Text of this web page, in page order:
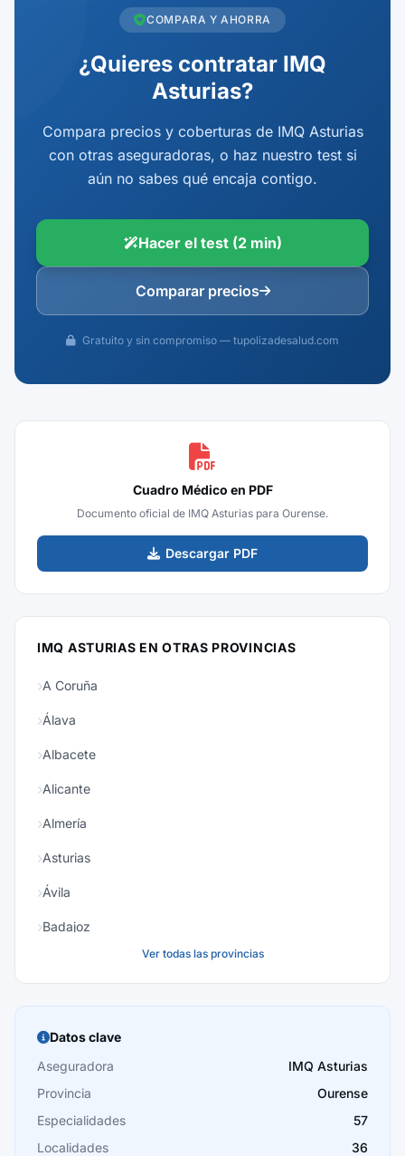
COMPARA Y AHORRA
¿Quieres contratar IMQ
Asturias?
Compara precios y coberturas de IMQ Asturias
con otras aseguradoras, o haz nuestro test si
aún no sabes qué encaja contigo.
Hacer el test (2 min)
Comparar precios
Gratuito y sin compromiso — tupolizadesalud.com
Cuadro Médico en PDF
Documento oficial de IMQ Asturias para Ourense.
Descargar PDF
IMQ ASTURIAS EN OTRAS PROVINCIAS
A Coruña
Álava
Albacete
Alicante
Almería
Asturias
Ávila
Badajoz
Burgos
Cáceres
Cádiz
Cantabria
Ver todas las provincias
Datos clave
Aseguradora
IMQ Asturias
Provincia
Ourense
Especialidades
57
Localidades
36